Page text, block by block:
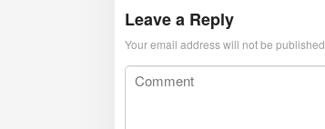
Leave a Reply
Your email address will not be published.